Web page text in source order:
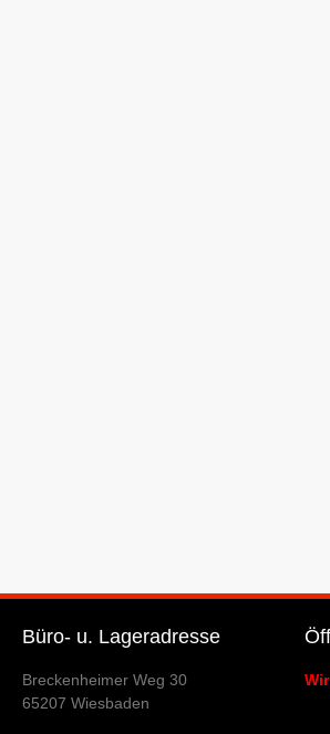
Büro- u. Lageradresse
Breckenheimer Weg 30
65207 Wiesbaden